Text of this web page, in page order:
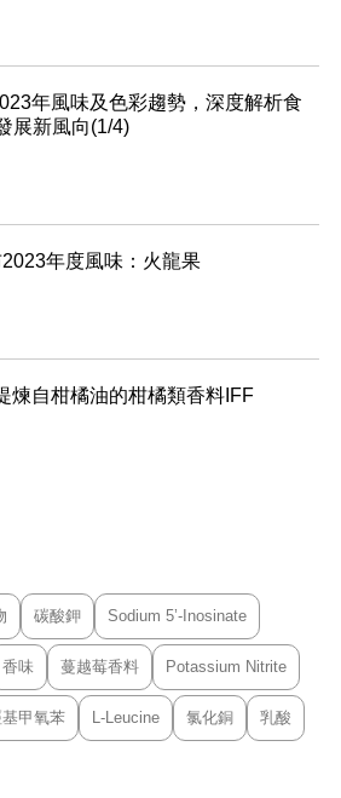
年風味及色彩趨勢，深度解析食
展新風向(1/4)
年度風味：火龍果
煉自柑橘油的柑橘類香料IFF
碳酸鉀 Sodium 5’-Inosinate
香味 蔓越莓香料 Potassium Nitrite
甲氧苯 L-Leucine 氯化銅 乳酸